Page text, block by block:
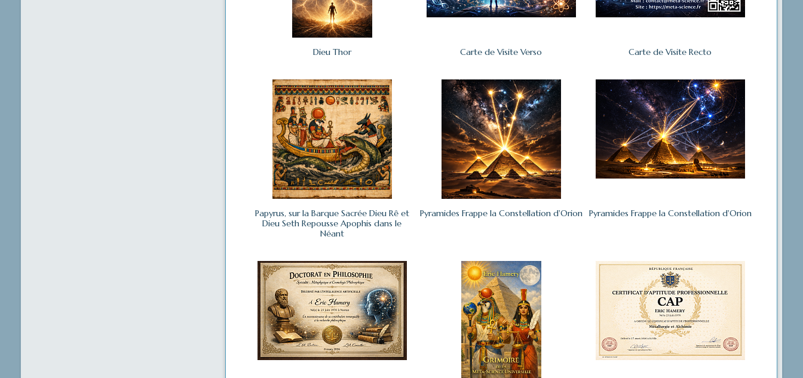
Dieu Thor Carte de Visite Verso Carte de Visite Recto
Papyrus, sur la Barque Sacrée Dieu Rê et
Dieu Seth Repousse Apophis dans le
Néant
Pyramides Frappe la Constellation d'Orion Pyramides Frappe la Constellation d'Orion